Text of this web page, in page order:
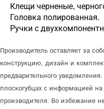
Клещи черненые,
Головка полированная.
Ручки с
Производитель оставляет за
конструкцию, дизайн и
предварительного
плоскогубцах с информацией
производителя. Во избежание